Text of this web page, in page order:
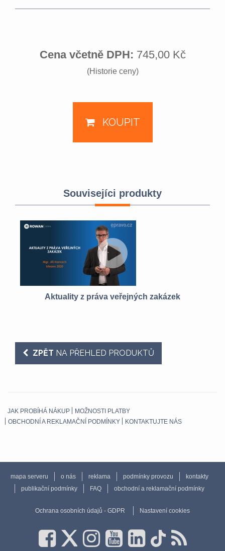
Cena včetně DPH: 745,00 Kč
(Historie ceny)
KOUPIT
Souvisejíci produkty
Aktuality z práva veřejných zakázek
ZPĚT NA PŘEHLED PRODUKTŮ
JAK PROBÍHÁ NÁKUP
MOŽNOSTI PLATBY
OBCHODNÍ A REKLAMAČNÍ PODMÍNKY
KONTAKTUJTE NÁS
mapa serveru o nás reklama podmínky provozu
kontakty
publikační podmínky
FAQ obchodní a reklamační podmínky
Ochrana osobních údajů - GDPR Nastavení cookies